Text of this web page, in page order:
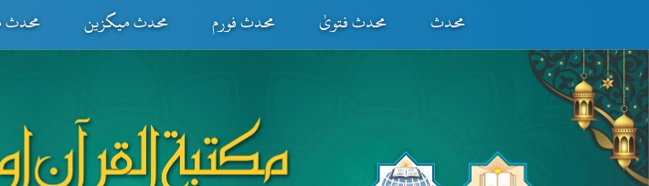
محدث محدث فتویٰ محدث فورم محدث میگزین محدث